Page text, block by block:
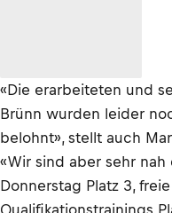
«Die erarbeiteten und
Brünn wurden leider
belohnt», stellt auch
«Wir sind aber sehr nah
Donnerstag Platz 3,
Qualifikationstrainings